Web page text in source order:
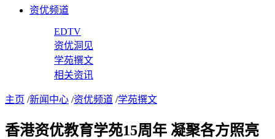
资优频道
EDTV
资优洞见
学苑撰文
相关资讯
主页 /新闻中心 /资优频道 /学苑撰文
香港资优教育学苑15周年 凝聚各方照亮